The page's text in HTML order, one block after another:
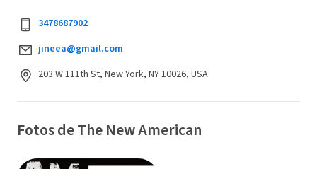
3478687902
jineea@gmail.com
203 W 111th St, New York, NY 10026, USA
Fotos de The New American